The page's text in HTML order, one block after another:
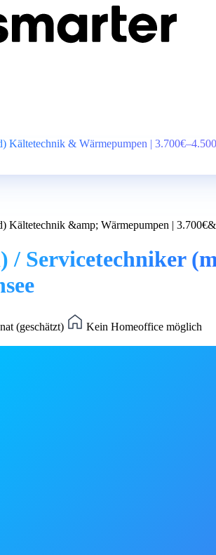
Kältetechnik & Wärmepumpen |
Kältetechnik &amp; Wärmepumpen |
Servicetechniker
(geschätzt)
Kein Homeoffice möglich